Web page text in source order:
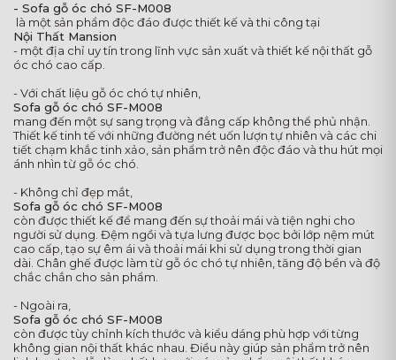
- Sofa gỗ óc chó SF-M008
là một sản phẩm độc đáo được thiết kế và thi công tại
Nội Thất Mansion
- một địa chỉ uy tín trong lĩnh vực sản xuất và thiết kế nội thất gỗ
óc chó cao cấp.
- Với chất liệu gỗ óc chó tự nhiên,
Sofa gỗ óc chó SF-M008
mang đến một sự sang trọng và đẳng cấp không thể phủ nhận.
Thiết kế tinh tế với những đường nét uốn lượn tự nhiên và các chi
tiết chạm khắc tinh xảo, sản phẩm trở nên độc đáo và thu hút mọi
ánh nhìn từ gỗ óc chó.
- Không chỉ đẹp mắt,
Sofa gỗ óc chó SF-M008
còn được thiết kế để mang đến sự thoải mái và tiện nghi cho
người sử dụng. Đệm ngồi và tựa lưng được bọc bởi lớp nệm mút
cao cấp, tạo sự êm ái và thoải mái khi sử dụng trong thời gian
dài. Chân ghế được làm từ gỗ óc chó tự nhiên, tăng độ bền và độ
chắc chắn cho sản phẩm.
- Ngoài ra,
Sofa gỗ óc chó SF-M008
còn được tùy chỉnh kích thước và kiểu dáng phù hợp với từng
không gian nội thất khác nhau. Điều này giúp sản phẩm trở nên